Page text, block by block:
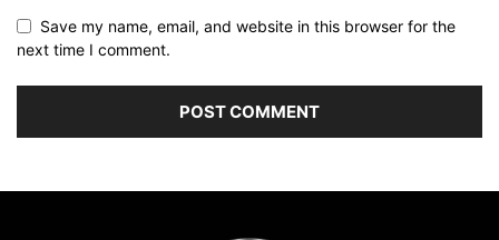
Save my name, email, and website in this browser for the
next time I comment.